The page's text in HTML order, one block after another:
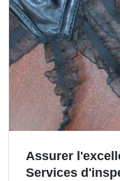
Assurer
Services